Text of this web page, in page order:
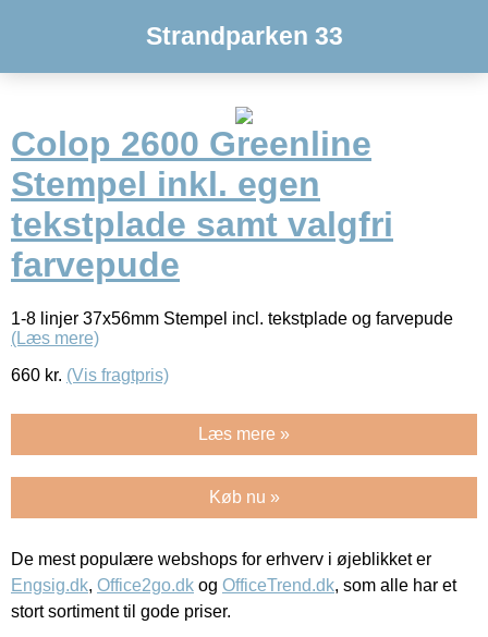
Strandparken 33
Colop 2600 Greenline
Stempel inkl. egen
tekstplade samt valgfri
farvepude
1-8 linjer 37x56mm Stempel incl. tekstplade og farvepude
(Læs mere)
660 kr. (Vis fragtpris)
Læs mere »
Køb nu »
De mest populære webshops for erhverv i øjeblikket er
Engsig.dk, Office2go.dk og OfficeTrend.dk, som alle har et
stort sortiment til gode priser.